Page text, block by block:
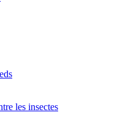
les insectes